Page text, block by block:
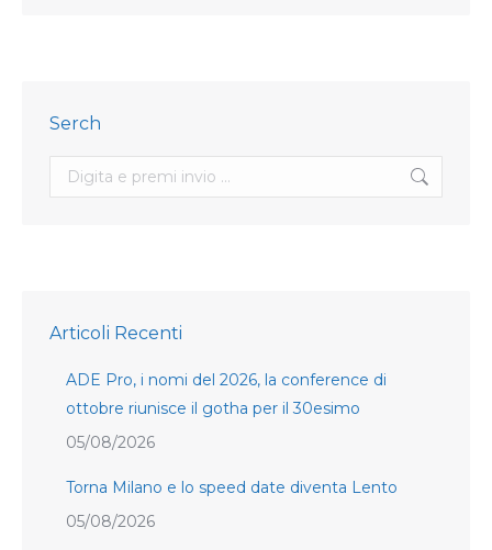
Serch
Search:
Articoli Recenti
ADE Pro, i nomi del 2026, la conference di
ottobre riunisce il gotha per il 30esimo
05/08/2026
Torna Milano e lo speed date diventa Lento
05/08/2026